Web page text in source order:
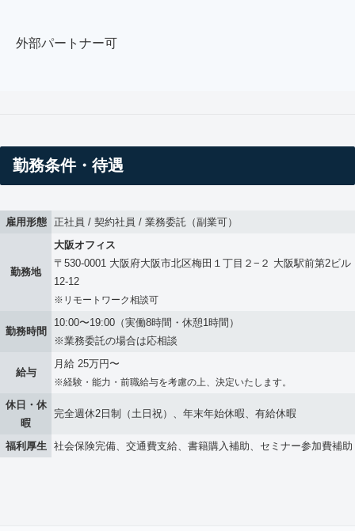
外部パートナー可
勤務条件・待遇
雇用形態 正社員 / 契約社員 / 業務委託（副業可）
勤務地
大阪オフィス
〒530-0001 大阪府大阪市北区梅田１丁目２−２ 大阪駅前第2ビル
12-12
※リモートワーク相談可
勤務時間
10:00〜19:00（実働8時間・休憩1時間）
※業務委託の場合は応相談
給与
月給 25万円〜
※経験・能力・前職給与を考慮の上、決定いたします。
休日・休
暇
完全週休2日制（土日祝）、年末年始休暇、有給休暇
福利厚生 社会保険完備、交通費支給、書籍購入補助、セミナー参加費補助